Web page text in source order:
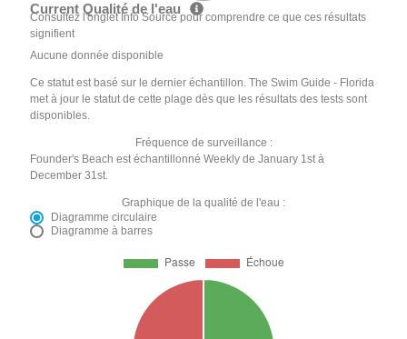
Current Qualité de l'eau
Consultez l'onglet Info Source pour comprendre ce que ces résultats
signifient
Aucune donnée disponible
Ce statut est basé sur le dernier échantillon. The Swim Guide - Florida
met à jour le statut de cette plage dès que les résultats des tests sont
disponibles.
Fréquence de surveillance :
Founder's Beach est échantillonné Weekly de January 1st à
December 31st.
Graphique de la qualité de l'eau :
Diagramme circulaire
Diagramme à barres